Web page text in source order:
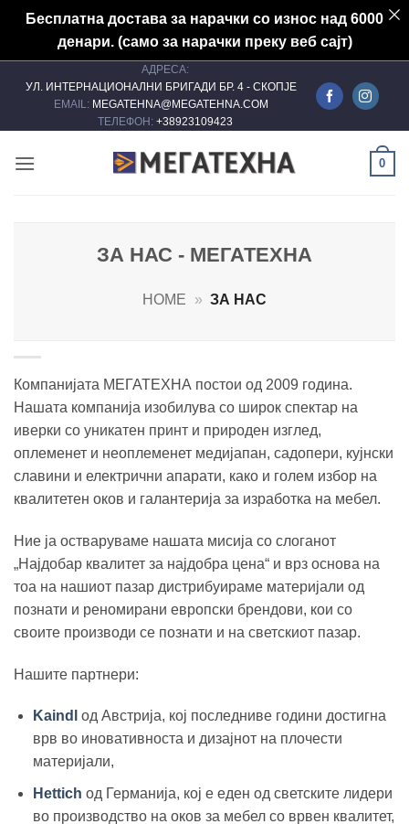
Бесплатна достава за нарачки со износ над 6000
денари. (само за нарачки преку веб сајт)
АДРЕСА:
УЛ. ИНТЕРНАЦИОНАЛНИ БРИГАДИ БР. 4 - СКОПЈЕ
EMAIL: MEGATEHNA@MEGATEHNA.COM
ТЕЛЕФОН: +38923109423
0
ЗА НАС - МЕГАТЕХНА
HOME » ЗА НАС
Компанијата МЕГАТЕХНА постои од 2009 година.
Нашата компанија изобилува со широк спектар на
иверки со уникатен принт и природен изглед,
оплеменет и неоплеменет медијапан, садопери, кујнски
славини и електрични апарати, како и голем избор на
квалитетен оков и галантерија за изработка на мебел.
Ние ја остваруваме нашата мисија со слоганот
„Најдобар квалитет за најдобра цена“ и врз основа на
тоа на нашиот пазар дистрибуираме материјали од
познати и реномирани европски брендови, кои со
своите производи се познати и на светскиот пазар.
Нашите партнери:
Kaindl
од Австрија, кој последниве години достигна
врв во иновативноста и дизајнот на плочести
материјали,
Hettich од Германија, кој е еден од светските лидери
во производство на оков за мебел со врвен квалитет,